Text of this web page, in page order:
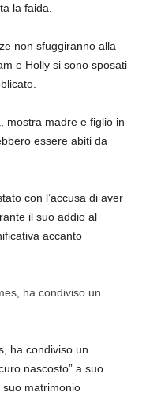
la faida.
non sfuggiranno alla
e Holly si sono sposati
mostra madre e figlio in
essere abiti da
con l’accusa di aver
il suo addio al
accanto
ha condiviso un
nascosto” a suo
matrimonio